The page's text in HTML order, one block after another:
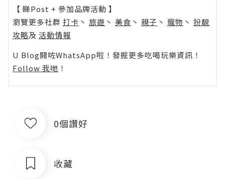
【 睇Post + 參加品牌活動 】
瀏覽更多社群 打卡 丶 旅遊 丶 美食 丶 親子 丶 寵物 丶 扮靚
攻略及 活動情報
U Blog開咗WhatsApp啦！發掘更多吃喝玩樂資訊！
Follow 我哋 ！
0個讚好
收藏